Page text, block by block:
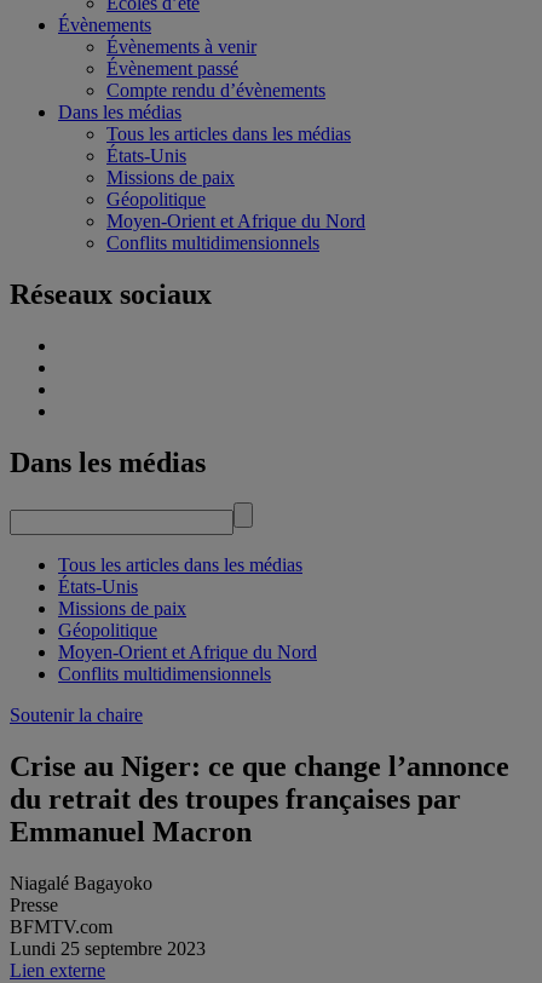
Évènements
Évènements à venir
Évènement passé
Compte rendu d’évènements
Dans les médias
Tous les articles dans les médias
États-Unis
Missions de paix
Géopolitique
Moyen-Orient et Afrique du Nord
Conflits multidimensionnels
Réseaux sociaux
Dans les médias
Tous les articles dans les médias
États-Unis
Missions de paix
Géopolitique
Moyen-Orient et Afrique du Nord
Conflits multidimensionnels
Soutenir la chaire
Crise au Niger: ce que change l’annonce
du retrait des troupes françaises par
Emmanuel Macron
Niagalé Bagayoko
Presse
BFMTV.com
Lundi 25 septembre 2023
Lien externe